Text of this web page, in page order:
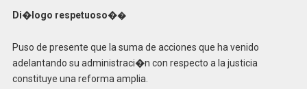
Di�logo respetuoso��
Puso de presente que la suma de acciones que ha venido
adelantando su administraci�n con respecto a la justicia
constituye una reforma amplia.